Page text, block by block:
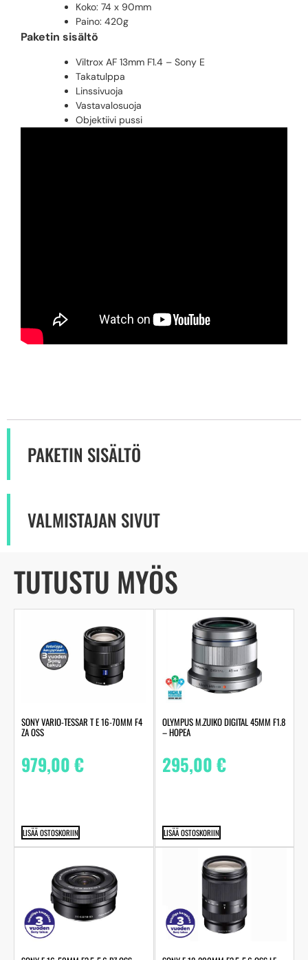
Koko: 74 x 90mm
Paino: 420g
Paketin sisältö
Viltrox AF 13mm F1.4 – Sony E
Takatulppa
Linssivuoja
Vastavalosuoja
Objektiivi pussi
PAKETIN SISÄLTÖ
VALMISTAJAN SIVUT
TUTUSTU MYÖS
SONY VARIO-TESSAR T E 16-70MM F4
ZA OSS
979,00€
LISÄÄ OSTOSKORIIN
OLYMPUS M.ZUIKO DIGITAL 45MM F1.8
– HOPEA
295,00€
LISÄÄ OSTOSKORIIN